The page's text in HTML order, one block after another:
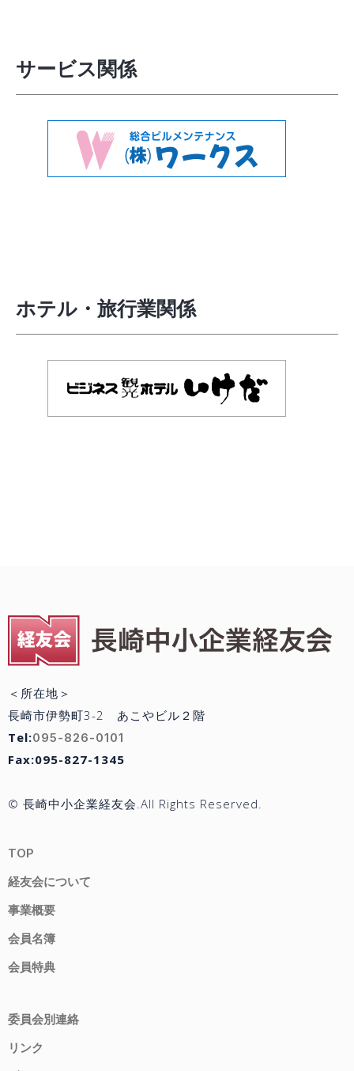
サービス関係
ホテル・旅行業関係
＜所在地＞
長崎市伊勢町3-2 あこやビル２階
Tel:095-826-0101
Fax:095-827-1345
© 長崎中小企業経友会.All Rights Reserved.
TOP
経友会について
事業概要
会員名簿
会員特典
委員会別連絡
リンク